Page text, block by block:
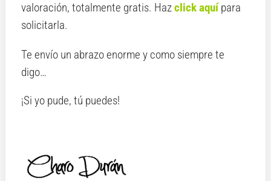
valoración, totalmente gratis. Hazclick aquípara
solicitarla.
Te envío un abrazo enorme y como siempre te
digo…
¡Si yo pude, tú puedes!